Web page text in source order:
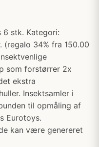
6 stk. Kategori:
(regalo 34% fra 150.00
som forstørrer 2x
ekstra
Insektsamler i
til opmåling af
Eurotoys.
kan være genereret